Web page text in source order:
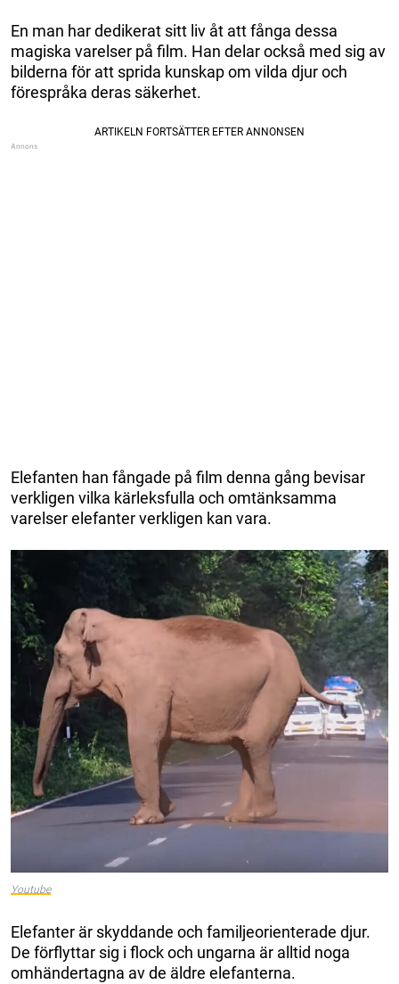
En man har dedikerat sitt liv åt att fånga dessa
magiska varelser på film. Han delar också med sig av
bilderna för att sprida kunskap om vilda djur och
förespråka deras säkerhet.
Elefanten han fångade på film denna gång bevisar
verkligen vilka kärleksfulla och omtänksamma
varelser elefanter verkligen kan vara.
Youtube
Elefanter är skyddande och familjeorienterade djur.
De förflyttar sig i flock och ungarna är alltid noga
omhändertagna av de äldre elefanterna.